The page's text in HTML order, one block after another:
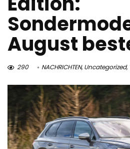
August
290 NACHRICHTEN,Uncategorized,